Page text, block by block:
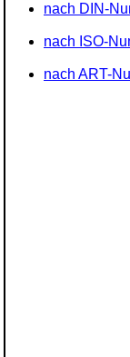
nach DIN-
nach ISO-
nach ART-